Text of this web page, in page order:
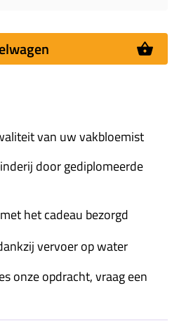
van uw vakbloemist
door gediplomeerde
het cadeau bezorgd
vervoer op water
onze opdracht, vraag een